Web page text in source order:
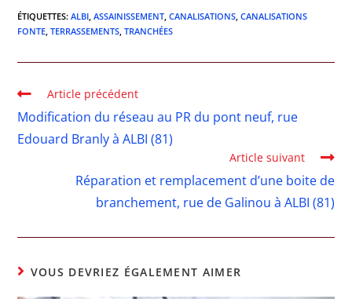
ÉTIQUETTES:ALBI, ASSAINISSEMENT, CANALISATIONS, CANALISATIONS
FONTE, TERRASSEMENTS, TRANCHÉES
Article précédent
Modification du réseau au PR du pont neuf, rue
Edouard Branly à ALBI (81)
Article suivant
Réparation et remplacement d’une boite de
branchement, rue de Galinou à ALBI (81)
VOUS DEVRIEZ ÉGALEMENT AIMER